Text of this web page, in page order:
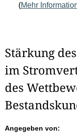
(Mehr
Stärkung
im
des
Angegeben von: